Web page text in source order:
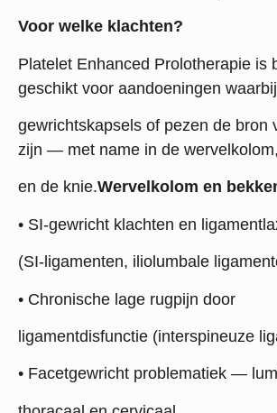
Voor welke klachten?
Platelet Enhanced Prolotherapie is
geschikt voor aandoeningen
gewrichtskapsels of pezen de bron
zijn — met name in de
en de knie.Wervelkolom en
• SI-gewricht klachten en
(SI-ligamenten, iliolumbale
• Chronische lage rugpijn door
ligamentdisfunctie (interspineuze
• Facetgewricht problematiek —